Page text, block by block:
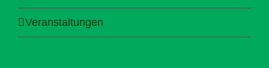
Veranstaltungen